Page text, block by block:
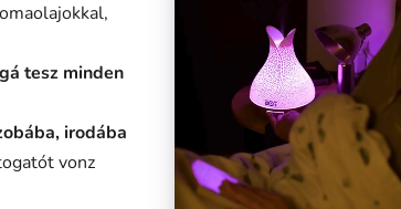
tesz minden
irodába
vonz